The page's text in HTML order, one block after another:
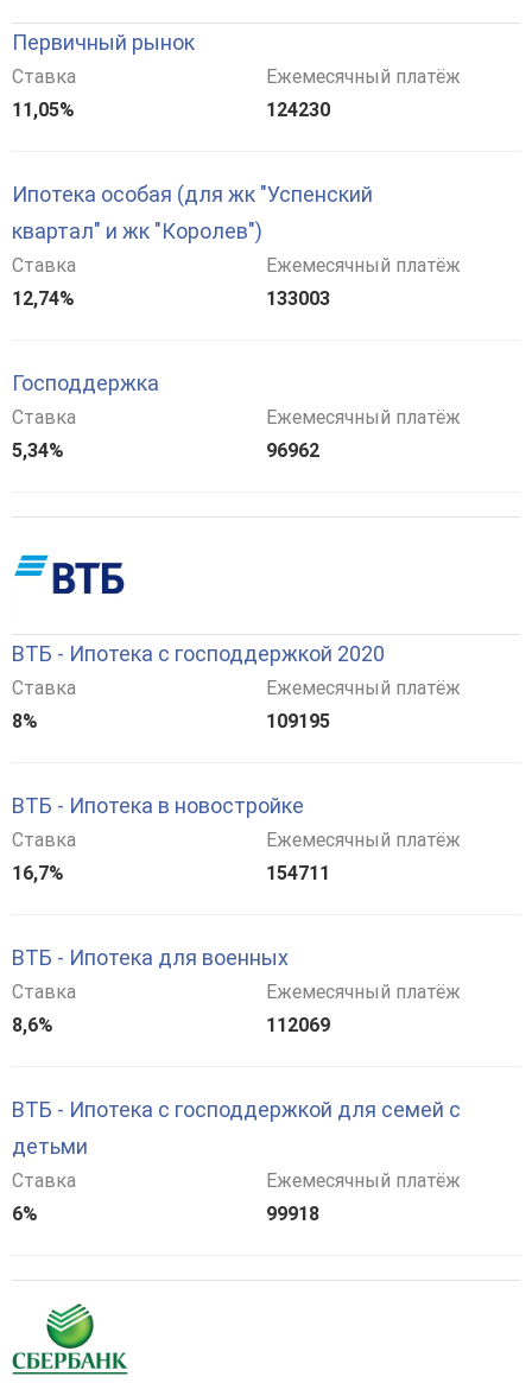
Первичный рынок
Ставка
11,05%
Ежемесячный платёж
124230
Ипотека особая (для жк "Успенский
квартал" и жк "Королев")
Ставка
12,74%
Ежемесячный платёж
133003
Господдержка
Ставка
5,34%
Ежемесячный платёж
96962
ВТБ - Ипотека с господдержкой 2020
Ставка
8%
Ежемесячный платёж
109195
ВТБ - Ипотека в новостройке
Ставка
16,7%
Ежемесячный платёж
154711
ВТБ - Ипотека для военных
Ставка
8,6%
Ежемесячный платёж
112069
ВТБ - Ипотека с господдержкой для семей с
детьми
Ставка
6%
Ежемесячный платёж
99918